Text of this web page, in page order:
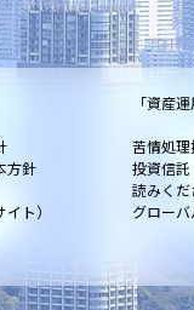
「資産
苦情処
方針
投資信
読みくだ
ト） グローバ